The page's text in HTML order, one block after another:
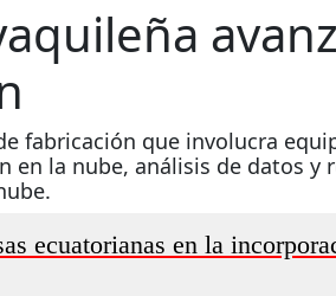
fabricación que involucra
la nube, análisis de datos y
ecuatorianas en la